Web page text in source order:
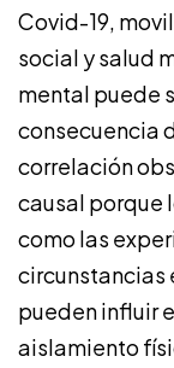
Covid-19,
social y salud
mental puede
consecuencia
correlación
causal porque
como las
circunstancias
pueden influir
aislamiento